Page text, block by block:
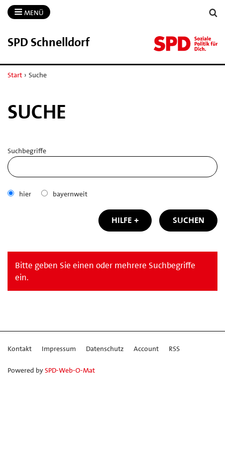
MENÜ
SPD Schnelldorf
Start › Suche
SUCHE
Suchbegriffe
hier bayernweit
HILFE SUCHEN
Bitte geben Sie einen oder mehrere Suchbegriffe
ein.
Kontakt Impressum Datenschutz Account RSS
Powered bySPD-Web-O-Mat